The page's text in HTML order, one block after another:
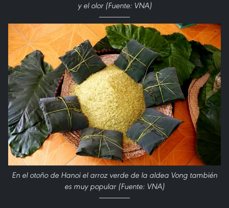
y el olor (Fuente: VNA)
En el otoño de Hanoi el arroz verde de la aldea Vong también
es muy popular (Fuente: VNA)